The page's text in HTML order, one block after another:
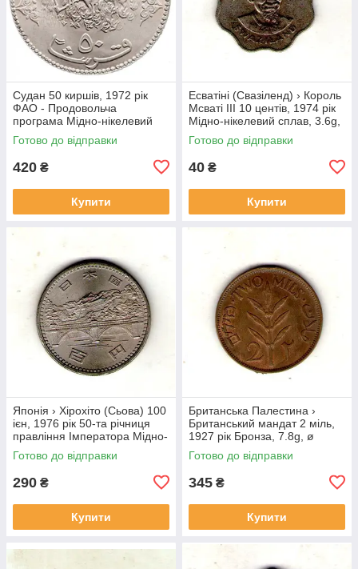
Судан 50 киршів, 1972 рік
ФАО - Продовольча
програма Мідно-нікелевий
сплав, 22.63g, ø 40mm
№4143
Готово до відправки
420 ₴
Купити
Есватіні (Свазіленд) › Король
Мсваті III 10 центів, 1974 рік
Мідно-нікелевий сплав, 3.6g,
ø 22mm №1814
Готово до відправки
40 ₴
Купити
Японія › Хірохіто (Сьова) 100
ієн, 1976 рік 50-та річниця
правління Імператора Мідно-
нікелевий сплав, 12g, ø
30mm №3974
Готово до відправки
290 ₴
Купити
Британська Палестина ›
Британський мандат 2 міль,
1927 рік Бронза, 7.8g, ø
28mm №1852
Готово до відправки
345 ₴
Купити